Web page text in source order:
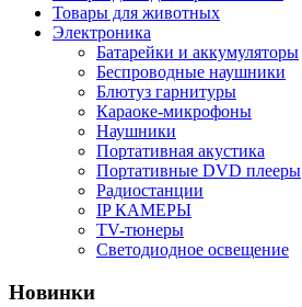
Товары для животных
Электроника
Батарейки и аккумуляторы
Беспроводные наушники
Блютуз гарнитуры
Караоке-микрофоны
Наушники
Портативная акустика
Портативные DVD плееры
Радиостанции
IP КАМЕРЫ
TV-тюнеры
Светодиодное освещение
Новинки